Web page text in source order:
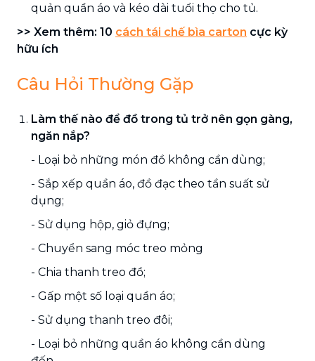
quản quần áo và kéo dài tuổi thọ cho tủ.
>> Xem thêm: 10 cách tái chế bìa carton cực kỳ
hữu ích
Câu Hỏi Thường Gặp
Làm thế nào để đồ trong tủ trở nên gọn gàng,
ngăn nắp?
- Loại bỏ những món đồ không cần dùng;
- Sắp xếp quần áo, đồ đạc theo tần suất sử
dụng;
- Sử dụng hộp, giỏ đựng;
- Chuyển sang móc treo mỏng
- Chia thanh treo đồ;
- Gấp một số loại quần áo;
- Sử dụng thanh treo đôi;
- Loại bỏ những quần áo không cần dùng